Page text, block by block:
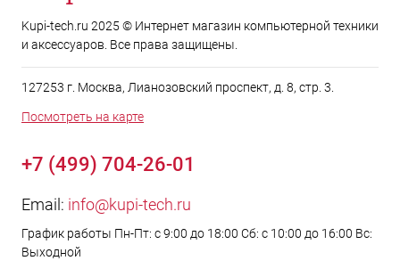
Kupi-tech.ru 2025 © Интернет магазин компьютерной техники
и аксессуаров. Все права защищены.
127253 г. Москва, Лианозовский проспект, д. 8, стр. 3.
Посмотреть на карте
+7 (499) 704-26-01
Email: info@kupi-tech.ru
График работы Пн-Пт: с 9:00 до 18:00 Сб: с 10:00 до 16:00 Вс:
Выходной